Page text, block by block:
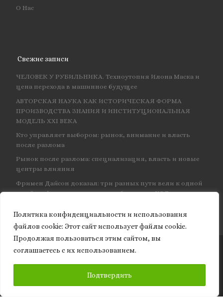
Политика конфиденциальности и использования
файлов сookie: Этот сайт использует файлы cookie.
Продолжая пользоваться этим сайтом, вы
соглашаетесь с их использованием.
Подтвердить
О Нас
Свежие записи
ЧЕЛОВЕК У РУБИЛЬНИКА. Техноутопия Илона Маска и
цена перехода в машинное будущее
АВТОРСКАЯ НАУКА КАК ИСТОРИЧЕСКАЯ ФОРМА
ПРОИЗВОДСТВА ЗНАНИЯ И ИНСТИТУЦИОНАЛЬНАЯ
МОДЕЛЬ XXI ВЕКА
Кто управляет выбором: рынок, внимание и власть
после разлома
Рынок после разлома: специализация, власть и новые
центры влияния
Фримен Дайсон доказал: три разных пути вели к одной
и той же физике — и навсегда объединил КЭД
© 2026Granite of science– Все права защищены